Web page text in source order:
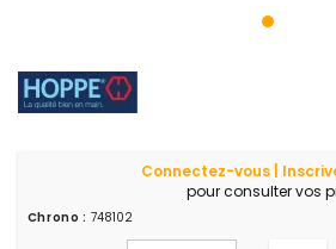
Connectez-vous |
pour consulter vos
Chrono : 748102